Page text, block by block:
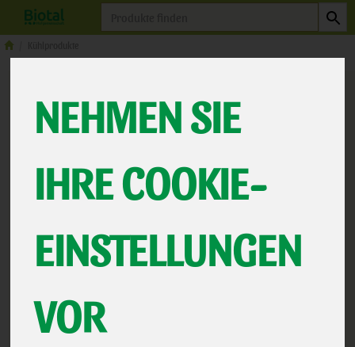
NEHMEN SIE
IHRE COOKIE-
EINSTELLUNGEN
VOR
Tortellini mit Basilikum-
Pesto